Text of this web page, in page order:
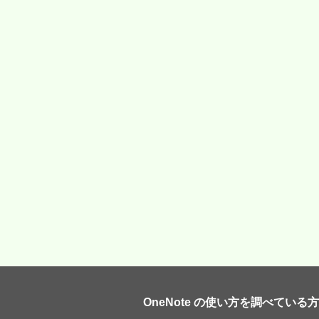
OneNote の使い方を調べている